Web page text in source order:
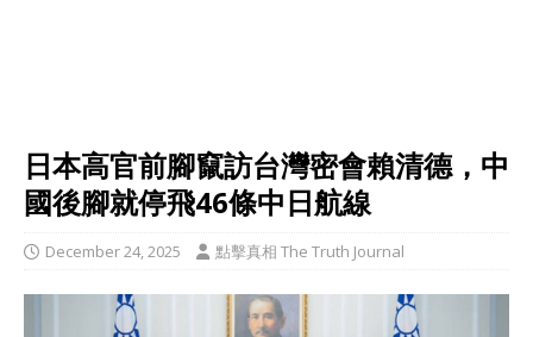
日本高官前腳竄訪台灣密會賴清德，中
國後腳就停飛46條中日航線
December 24, 2025 點擊真相 The Truth Journal